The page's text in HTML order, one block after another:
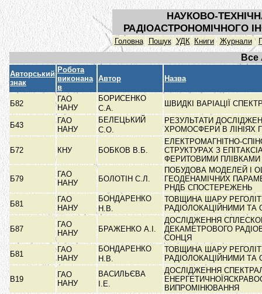
НАУКОВО-
РАДІОАСТРОНОМІЧНОГО
Головна Пошук УДК Книги Журнали
Все
Авторський
знак
Робота
виконана
в
Автор Назва
Б82
ГАО
НАНУ
БОРИСЕНКО
С.А.
ШВИДКІ ВАРІАЦІЇ
Б43
ГАО
НАНУ
БЕЛЕЦЬКИЙ
С.О.
РЕЗУЛЬТАТИ
ХРОМОСФЕРИ В ЛІНІЯХ
Б72 КНУ БОБКОВ В.Б.
ЕЛЕКТРОМАГНІТНО-
СТРУКТУРАХ З
ФЕРИТОВИМИ ПЛІВКАМИ
Б79
ГАО
НАНУ
БОЛОТІН С.Л.
ПОБУДОВА МОДЕЛЕЙ І
ГЕОДЕНАМІЧНИХ
РНДБ СПОСТЕРЕЖЕНЬ
Б81
ГАО
НАНУ
БОНДАРЕНКО
Н.В.
ТОВЩИНА ШАРУ
РАДІОЛОКАЦІЙНИМИ
Б87
ГАО
НАНУ
БРАЖЕНКО А.І.
ДОСЛІДЖЕННЯ
ДЕКАМЕТРОВОГО
СОНЦЯ
Б81
ГАО
НАНУ
БОНДАРЕНКО
Н.В.
ТОВЩИНА ШАРУ
РАДІОЛОКАЦІЙНИМИ
В19
ГАО
НАНУ
ВАСИЛЬЄВА
І.Е.
ДОСЛІДЖЕННЯ
ВИПРОМІНЮВАННЯ